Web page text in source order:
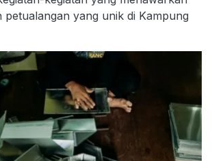
petualangan yang unik di Kampung